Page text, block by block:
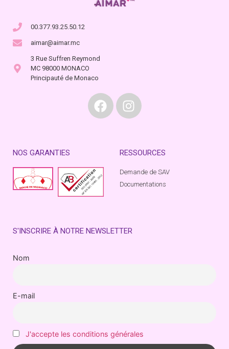
00.377.93.25.50.12
aimar@aimar.mc
3 Rue Suffren Reymond
MC 98000 MONACO
Principauté de Monaco
NOS GARANTIES RESSOURCES
Demande de SAV
Documentations
S'INSCRIRE À NOTRE NEWSLETTER
Nom
E-mail
J'accepte les conditions générales